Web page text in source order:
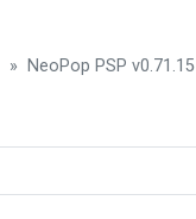
NeoPop PSP v0.71.15